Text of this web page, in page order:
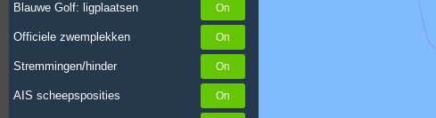
Blauwe Golf: ligplaatsen
Officiele zwemplekken
Stremmingen/hinder
AIS scheepsposities